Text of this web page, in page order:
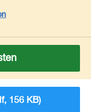
156 KB)